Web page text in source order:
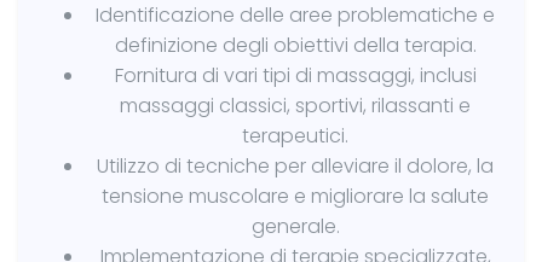
Identificazione delle aree problematiche e
definizione degli obiettivi della terapia.
Fornitura di vari tipi di massaggi, inclusi
massaggi classici, sportivi, rilassanti e
terapeutici.
Utilizzo di tecniche per alleviare il dolore, la
tensione muscolare e migliorare la salute
generale.